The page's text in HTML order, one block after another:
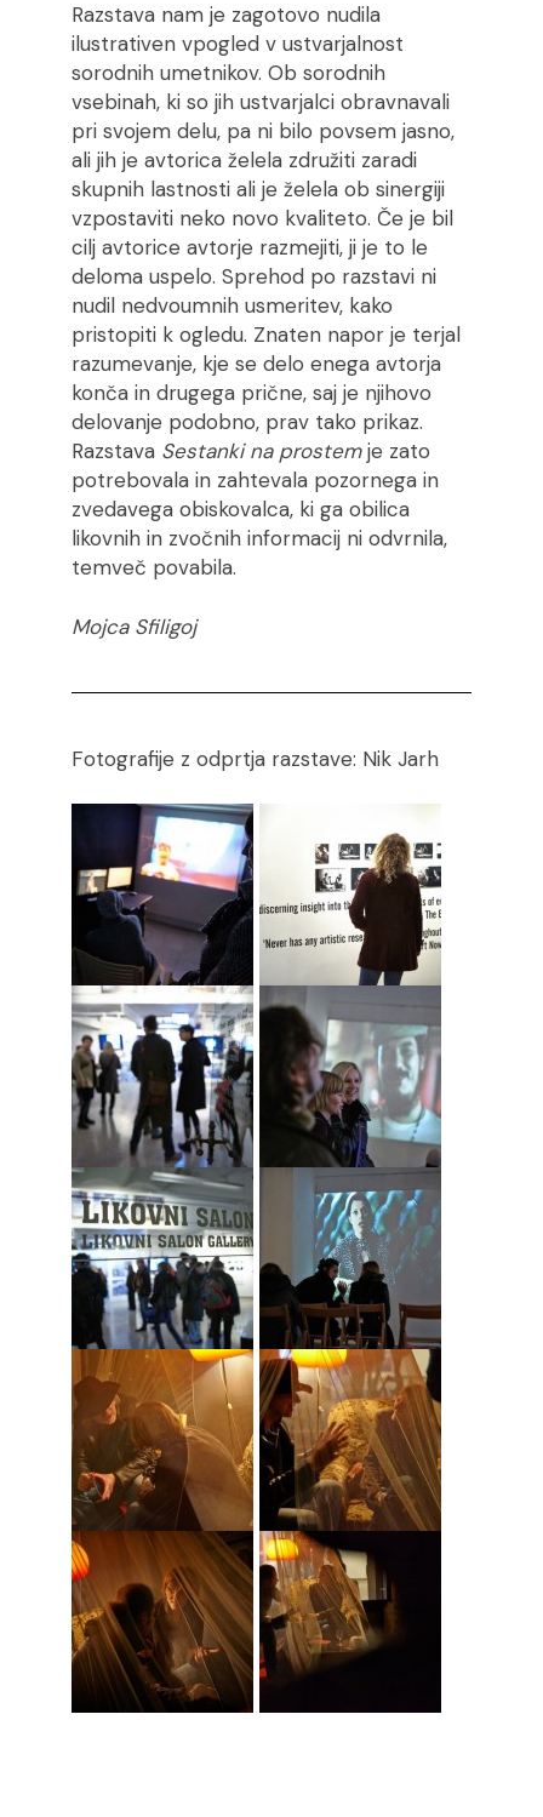
Razstava nam je zagotovo nudila
ilustrativen vpogled v ustvarjalnost
sorodnih umetnikov. Ob sorodnih
vsebinah, ki so jih ustvarjalci obravnavali
pri svojem delu, pa ni bilo povsem jasno,
ali jih je avtorica želela združiti zaradi
skupnih lastnosti ali je želela ob sinergiji
vzpostaviti neko novo kvaliteto. Če je bil
cilj avtorice avtorje razmejiti, ji je to le
deloma uspelo. Sprehod po razstavi ni
nudil nedvoumnih usmeritev, kako
pristopiti k ogledu. Znaten napor je terjal
razumevanje, kje se delo enega avtorja
konča in drugega prične, saj je njihovo
delovanje podobno, prav tako prikaz.
Razstava Sestanki na prostemje zato
potrebovala in zahtevala pozornega in
zvedavega obiskovalca, ki ga obilica
likovnih in zvočnih informacij ni odvrnila,
temveč povabila.
Mojca Sfiligoj
Fotografije z odprtja razstave: Nik Jarh